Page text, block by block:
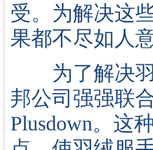
受。为解决这
果都不尽如人意
为了解决羽
邦公司强强联
Plusdown。这